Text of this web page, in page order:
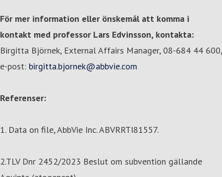
För mer information eller önskemål att komma i
kontakt med professor Lars Edvinsson, kontakta:
Birgitta Björnek, External Affairs Manager, 08-684 44 600,
e-post: birgitta.bjornek@abbvie.com
Referenser:
1. Data on file, AbbVie Inc. ABVRRTI81557.
2.TLV Dnr 2452/2023 Beslut om subvention gällande